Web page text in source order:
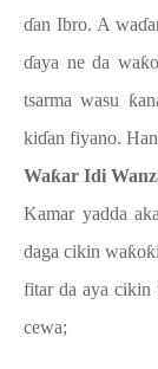
ɗan Ibro. A waɗ
ɗaya ne da waƙo
tsarma wasu ƙ
kiɗan fiyano.
Waƙar Idi
Kamar yadda
daga cikin waƙoƙ
fitar da aya cikin
cewa;